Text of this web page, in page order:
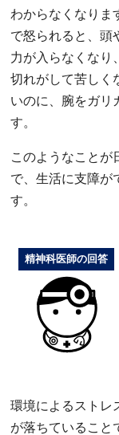
わからなくなりま
で怒られると、頭
力が入らなくなり
切れがして苦しく
いのに、腕をガリ
す。
このようなことが
で、生活に支障が
す。
精神科医師の回答
環境によるストレ
が落ちていること